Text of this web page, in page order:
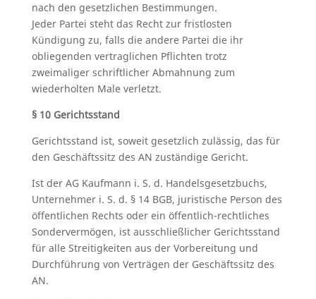
nach den gesetzlichen Bestimmungen.
Jeder Partei steht das Recht zur fristlosten
Kündigung zu, falls die andere Partei die ihr
obliegenden vertraglichen Pflichten trotz
zweimaliger schriftlicher Abmahnung zum
wiederholten Male verletzt.
§ 10 Gerichtsstand
Gerichtsstand ist, soweit gesetzlich zulässig, das für
den Geschäftssitz des AN zuständige Gericht.
Ist der AG Kaufmann i. S. d. Handelsgesetzbuchs,
Unternehmer i. S. d. § 14 BGB, juristische Person des
öffentlichen Rechts oder ein öffentlich-rechtliches
Sondervermögen, ist ausschließlicher Gerichtsstand
für alle Streitigkeiten aus der Vorbereitung und
Durchführung von Verträgen der Geschäftssitz des
AN.